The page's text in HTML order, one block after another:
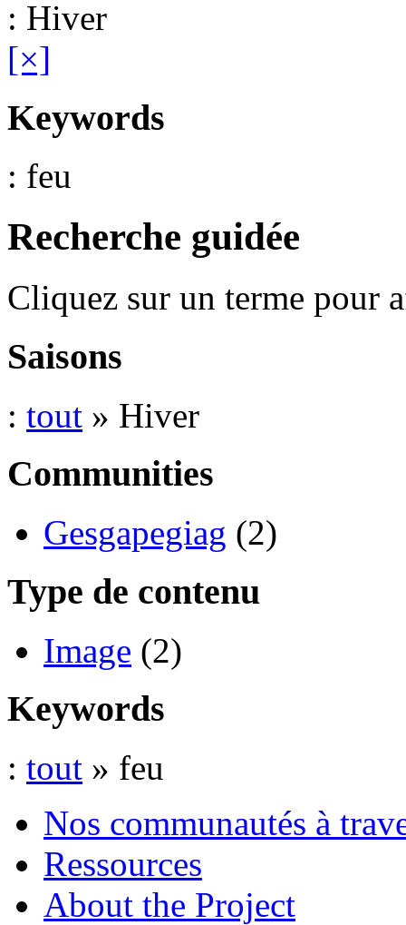
: Hiver
[×]
Keywords
: feu
Recherche guidée
Cliquez sur un terme pour
Saisons
: tout » Hiver
Communities
Gesgapegiag (2)
Type de contenu
Image (2)
Keywords
: tout » feu
Nos communautés à
Ressources
About the Project